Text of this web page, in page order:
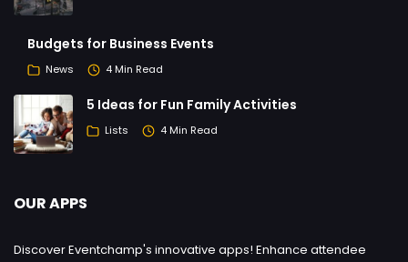
Budgets for Business Events
News 4 Min Read
5 Ideas for Fun Family Activities
Lists 4 Min Read
OUR APPS
Discover Eventchamp's innovative apps! Enhance attendee